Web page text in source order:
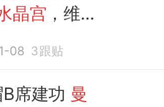
晶宫 ，维拉
08 3跟贴
席建功 曼